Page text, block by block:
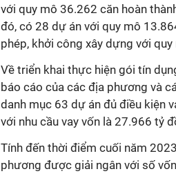
với quy mô 36.262 căn hoàn
đó, có 28 dự án với quy mô
phép, khởi công xây dựng với
Về triển khai thực hiện gói tín
báo cáo của các địa phương và
danh mục 63 dự án đủ điều kiện
với nhu cầu vay vốn là 27.966 tỷ
Tính đến thời điểm cuối năm
phương được giải ngân với số